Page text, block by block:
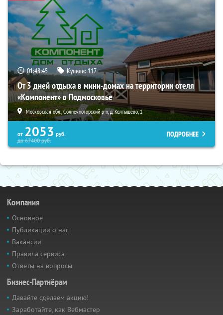
01:48:44 Купили: 117
От 3 дней отдыха в мини-домах на территории отеля
«Компонент» в Подмосковье
Московская обл., Солнечногорский р-н, д. Колтышево, 1
от 2053 руб.
до67400руб.
ПОДРОБНЕЕ
Компания
Основное
Публикации о нас
Вакансии
Правила сервиса
Ответы на вопросы
Бизнес-Партнёрам
Давайте сделаем акцию!
Заработайте, как Вебмастер